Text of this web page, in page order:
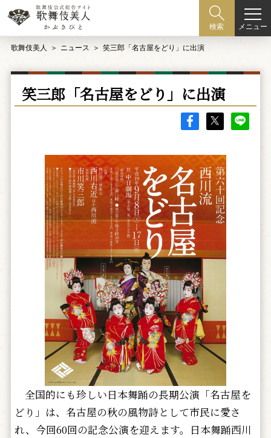
検索 メニュー
歌舞伎美人 ニュース 笑三郎「名古屋をどり」に出演
笑三郎「名古屋をどり」に出演
全国的にも珍しい日本舞踊の長期公演「名古屋を
どり」は、名古屋の秋の風物詩として市民に愛さ
れ、今回60回の記念公演を迎えます。日本舞踊西川